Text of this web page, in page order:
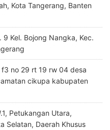
Kota Tangerang, Banten
9 Kel. Bojong Nangka, Kec.
no 29 rt 19 rw 04 desa
cikupa kabupaten
Petukangan Utara,
Selatan, Daerah Khusus